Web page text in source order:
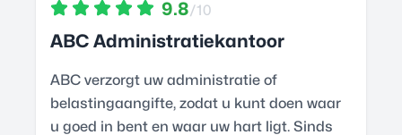
9.8/10
ABC Administratiekantoor
ABC verzorgt uw administratie of
belastingaangifte, zodat u kunt doen waar
u goed in bent en waar uw hart ligt. Sinds